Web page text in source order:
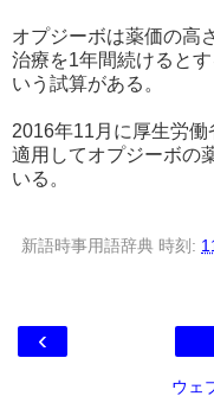
オプジーボは薬価の高
治療を1年間続けると
いう試算がある。
2016年11月に厚生労
適用してオプジーボの
いる。
新語時事用語辞典 時刻:
‹
ウェ